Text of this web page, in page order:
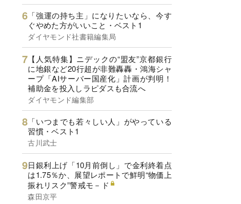
「強運の持ち主」になりたいなら、今す
ぐやめた方がいいこと・ベスト1
ダイヤモンド社書籍編集局
【人気特集】ニデックの“盟友”京都銀行
に地銀など20行超が非難轟轟・鴻海シャ
ープ「AIサーバー国産化」計画が判明！
補助金を投入しラピダスも合流へ
ダイヤモンド編集部
「いつまでも若々しい人」がやっている
習慣・ベスト1
古川武士
日銀利上げ「10月前倒し」で金利終着点
は1.75％か、展望レポートで鮮明“物価上
振れリスク”警戒モ－ド
森田京平